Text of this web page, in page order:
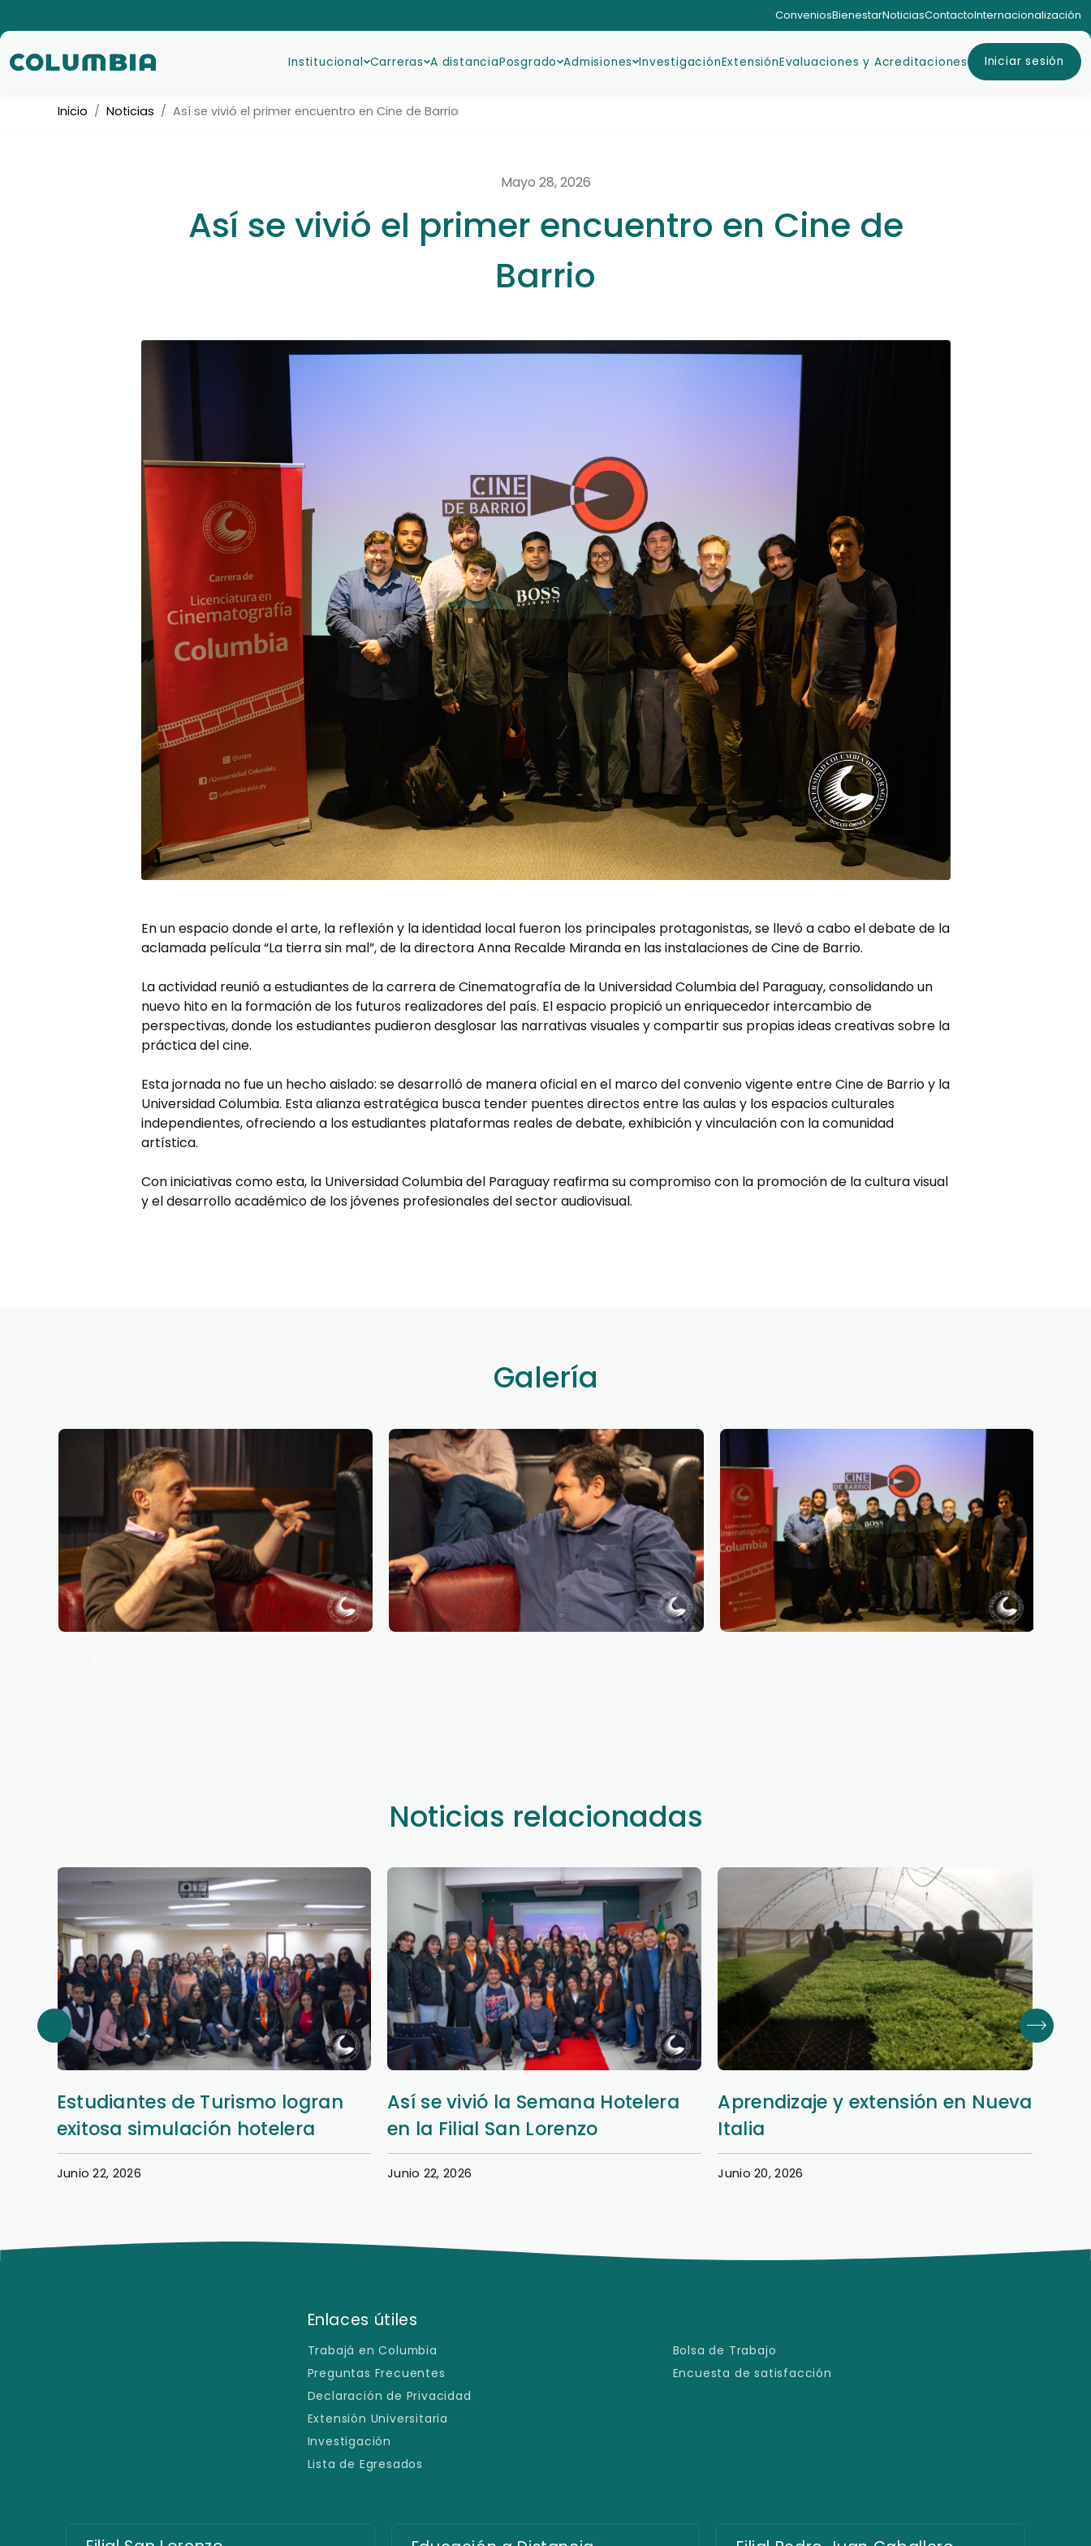
ConveniosBienestarNoticiasContactoInternacionalización
Institucional Carreras A distanciaPosgrado Admisiones InvestigaciónExtensiónEvaluaciones y Acreditaciones Iniciar sesión
Inicio Noticias Así se vivió el primer encuentro en Cine de Barrio
Mayo 28, 2026
Así se vivió el primer encuentro en Cine de
Barrio
En un espacio donde el arte, la reflexión y la identidad local fueron los principales protagonistas, se llevó a cabo el debate de la
aclamada película “La tierra sin mal”, de la directora Anna Recalde Miranda en las instalaciones de Cine de Barrio.
La actividad reunió a estudiantes de la carrera de Cinematografía de la Universidad Columbia del Paraguay, consolidando un
nuevo hito en la formación de los futuros realizadores del país. El espacio propició un enriquecedor intercambio de
perspectivas, donde los estudiantes pudieron desglosar las narrativas visuales y compartir sus propias ideas creativas sobre la
práctica del cine.
Esta jornada no fue un hecho aislado: se desarrolló de manera oficial en el marco del convenio vigente entre Cine de Barrio y la
Universidad Columbia. Esta alianza estratégica busca tender puentes directos entre las aulas y los espacios culturales
independientes, ofreciendo a los estudiantes plataformas reales de debate, exhibición y vinculación con la comunidad
artística.
Con iniciativas como esta, la Universidad Columbia del Paraguay reafirma su compromiso con la promoción de la cultura visual
y el desarrollo académico de los jóvenes profesionales del sector audiovisual.
Galería
Noticias relacionadas
Estudiantes de Turismo logran
exitosa simulación hotelera
Junio 22, 2026
Así se vivió la Semana Hotelera
en la Filial San Lorenzo
Junio 22, 2026
Aprendizaje y extensión en Nueva
Italia
Junio 20, 2026
Enlaces útiles
Trabajá en Columbia
Preguntas Frecuentes
Declaración de Privacidad
Extensión Universitaria
Investigación
Lista de Egresados
Bolsa de Trabajo
Encuesta de satisfacción